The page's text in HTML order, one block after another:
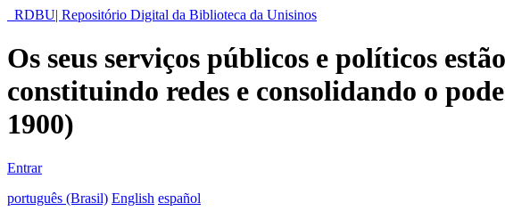
RDBU| Repositório Digital da Biblioteca da Unisinos
Os seus serviços públicos e políticos
constituindo redes e consolidando o
1900)
Entrar
português (Brasil) English español